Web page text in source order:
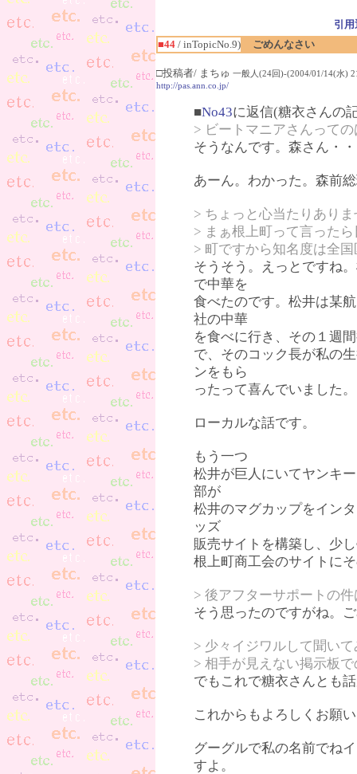
引
■44 / inTopicNo.9) ごめんなさい
□投稿者/ まちゅ 一般人(24回)-(2004/01/14(水)
http://pas.ann.co.jp/
■No43に返信(糖衣さんの
> ビートマニアさんって
そうなんです。森さん・
あーん。わかった。森前
> ちょっと心当たりあり
> まぁ根上町って言った
> 町ですから知名度は全
そうそう。えっとですね
で中華を
食べたのです。松井は某
社の中華
を食べに行き、その１週
で、そのコック長が私の
ンをもら
ったって喜んでいました。
ローカルな話です。
もう一つ
松井が巨人にいてヤンキ
部が
松井のマグカップをイン
ッズ
販売サイトを構築し、少
根上町商工会のサイトに
> 後アフターサポートの
そう思ったのですがね。
> 少々イジワルして聞い
> 相手が見えない掲示板
でもこれで糖衣さんとも
これからもよろしくお願
グーグルで私の名前でね
すよ。